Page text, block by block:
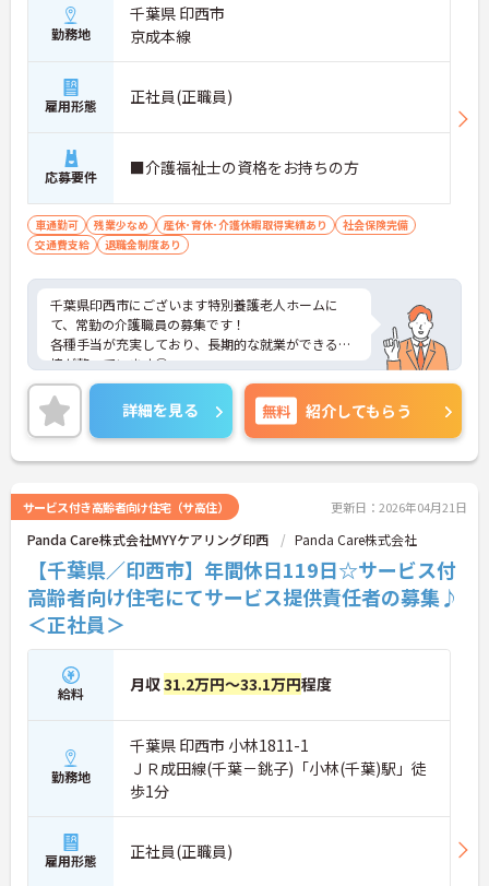
勤務地
千葉県 印西市
京成本線
雇用形態 正社員(正職員)
応募要件 ■介護福祉士の資格をお持ちの方
車通勤可 残業少なめ 産休･育休･介護休暇取得実績あり
社会保険完備
交通費支給
退職金制度あり
千葉県印西市にございます特別養護老人ホームに
て、常勤の介護職員の募集です！
各種手当が充実しており、長期的な就業ができる環
境が整っています◎
過去に4ヶ月分の賞与実績あり！頑張りをしっかり
評価してくれる環境なので、仕事のモチベーション
につながります！
ご興味ある方には、面接対策ポイントなど、さらに
詳細をお話しいたしますのでお気軽にご相談くださ
詳細を見る 無料 紹介してもらう
サービス付き高齢者向け住宅（サ高住） 更新日：2026年04月21日
Panda Care株式会社MYYケアリング印西 Panda Care株式会社
【千葉県／印西市】年間休日119日☆サービス付
高齢者向け住宅にてサービス提供責任者の募集♪
＜正社員＞
給料 月収31.2万円～33.1万円程度
勤務地
千葉県 印西市 小林1811-1
ＪＲ成田線(千葉－銚子)「小林(千葉)駅」徒
歩1分
雇用形態 正社員(正職員)